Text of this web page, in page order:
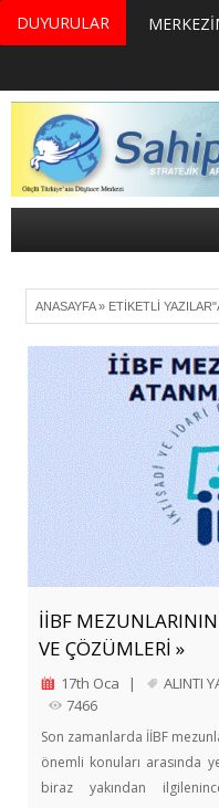
DUYURULAR
ANASAYFA» ETIKETLI
İİBF
VE ÇÖZÜMLERİ »
17th Oca | ALINTI
7466
Son zamanlarda İİBF
önemli konuları arasında
biraz yakından